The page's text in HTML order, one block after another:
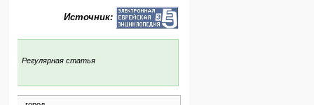
Источник:
Регулярная статья